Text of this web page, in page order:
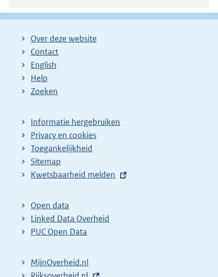
Over deze website
Contact
English
Help
Zoeken
Informatie hergebruiken
Privacy en cookies
Toegankelijkheid
Sitemap
E
t
e
r
l
Kwetsbaarheid melden
Open data
Linked Data Overheid
PUC Open Data
MijnOverheid.nl